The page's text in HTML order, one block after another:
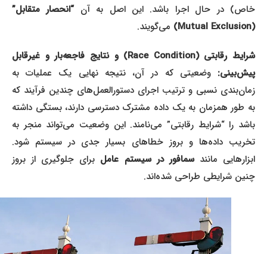
خاص) در حال اجرا باشد. این اصل به آن“انحصار متقابل”
می‌گویند.
شرایط رقابتی (Race Condition) و نتایج فاجعه‌بار و غیرقابل
پیش‌بینی:وضعیتی که در آن، نتیجه نهایی یک عملیات به
زمان‌بندی نسبی و ترتیب اجرای دستورالعمل‌های چندین فرآیند که
به طور همزمان به یک داده مشترک دسترسی دارند، بستگی داشته
باشد را “شرایط رقابتی” می‌نامند. این وضعیت می‌تواند منجر به
تخریب داده‌ها و بروز خطاهای بسیار جدی در سیستم شود.
ابزارهایی مانندسمافور در سیستم عاملبرای جلوگیری از بروز
چنین شرایطی طراحی شده‌اند.